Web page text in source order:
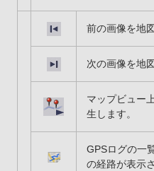
前の画像を地
次の画像を地
マップビュー
生します。
GPSログの一
の経路が表示